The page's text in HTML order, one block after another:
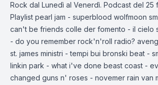
Rock dal Lunedì al Venerdì. Podcast del 25
Playlist pearl jam - superblood wolfmoon
can't be friends colle der fomento - il cielo
- do you remember rock'n'roll radio?
st. james ministri - tempi bui bronski beat -
linkin park - what i've done beast coast -
changed guns n' roses - novemer rain van